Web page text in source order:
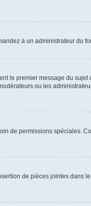
à un administrateur du
le premier message du
ou les
de permissions spéciales.
de pièces jointes dans